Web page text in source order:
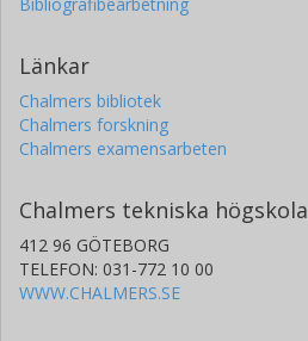
Länkar
Chalmers bibliotek
Chalmers forskning
Chalmers examensarbeten
Chalmers tekniska högskola
412 96 GÖTEBORG
TELEFON: 031-772 10 00
WWW.CHALMERS.SE